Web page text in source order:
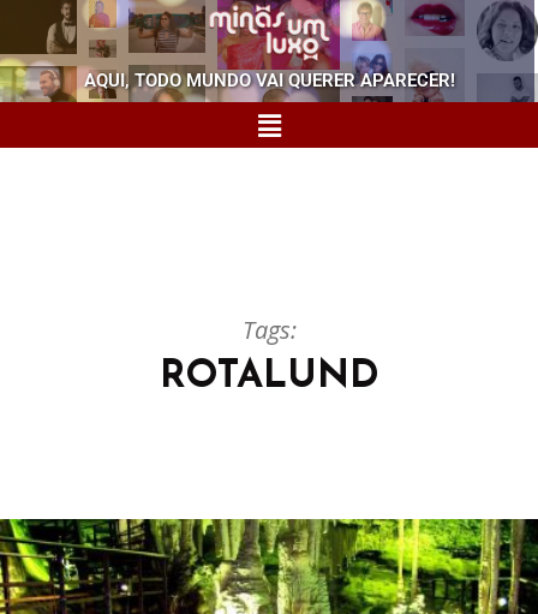
AQUI, TODO MUNDO VAI QUERER APARECER!
Tags:
ROTALUND